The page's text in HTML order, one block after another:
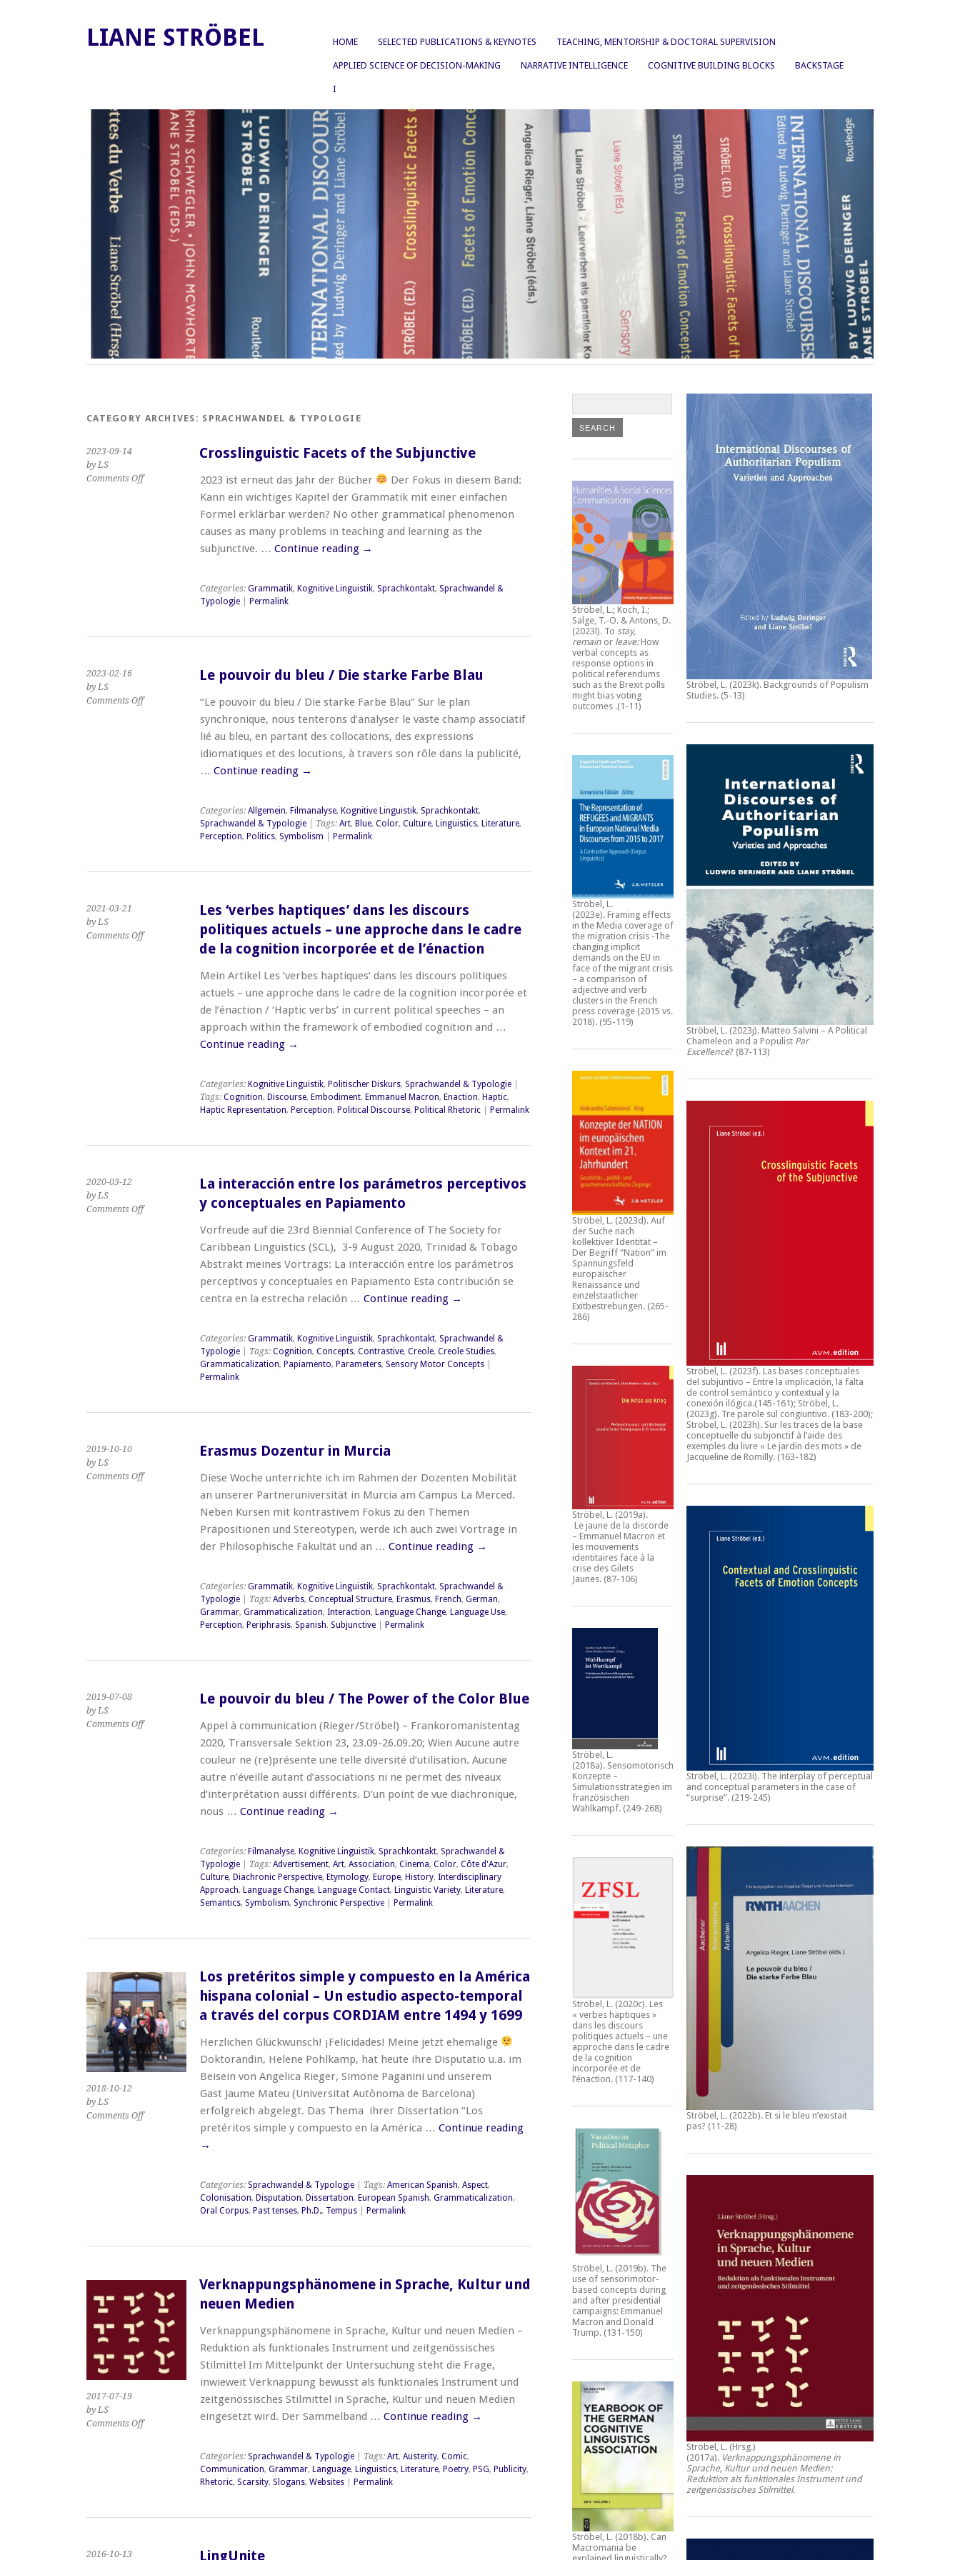
HOME SELECTED PUBLICATIONS & KEYNOTES TEACHING, MENTORSHIP & DOCTORAL SUPERVISION
APPLIED SCIENCE OF DECISION-MAKING NARRATIVE INTELLIGENCE COGNITIVE BUILDING BLOCKS BACKSTAGE
I
LIANE STRÖBEL
CATEGORY ARCHIVES: SPRACHWANDEL & TYPOLOGIE
2023-09-14
by LS
Comments Offon
Crosslinguistic
Crosslinguistic Facets of the Subjunctive
2023 ist erneut das Jahr der Bücher
Der Fokus in diesem Band:
Kann ein wichtiges Kapitel der Grammatik mit einer einfachen
Formel erklärbar werden? No other grammatical phenomenon
causes as many problems in teaching and learning as the
subjunctive. … Continue reading →
Categories: Grammatik, Kognitive Linguistik, Sprachkontakt, Sprachwandel &
Typologie| Permalink
2023-02-16
by LS
Comments Offon
Le pouvoir du bleu / Die starke Farbe Blau
“Le pouvoir du bleu / Die starke Farbe Blau” Sur le plan
synchronique, nous tenterons d’analyser le vaste champ associatif
lié au bleu, en partant des collocations, des expressions
idiomatiques et des locutions, à travers son rôle dans la publicité,
… Continue reading →
Categories: Allgemein, Filmanalyse, Kognitive Linguistik, Sprachkontakt,
Sprachwandel & Typologie| Tags: Art, Blue, Color, Culture, Linguistics, Literature,
Perception, Politics, Symbolism Permalink
2021-03-21
by LS
Comments Offon
de
Les ‘verbes haptiques’ dans les discours
politiques actuels – une approche dans le cadre
de la cognition incorporée et de l’énaction
Mein Artikel Les ‘verbes haptiques’ dans les discours politiques
actuels – une approche dans le cadre de la cognition incorporée et
de l’énaction / ‘Haptic verbs’ in current political speeches – an
approach within the framework of embodied cognition and …
Continue reading →
Categories: Kognitive Linguistik, Politischer Diskurs, Sprachwandel & Typologie|
Tags: Cognition, Discourse, Embodiment, Emmanuel Macron, Enaction, Haptic,
Haptic Representation, Perception, Political Discourse, Political Rhetoric| Permalink
2020-03-12
by LS
Comments Offon
La interacción entre los parámetros perceptivos
y conceptuales en Papiamento
Vorfreude auf die 23rd Biennial Conference of The Society for
Caribbean Linguistics (SCL), 3-9 August 2020, Trinidad & Tobago
Abstrakt meines Vortrags: La interacción entre los parámetros
perceptivos y conceptuales en Papiamento Esta contribución se
centra en la estrecha relación … Continue reading →
Categories: Grammatik, Kognitive Linguistik, Sprachkontakt, Sprachwandel &
Typologie| Tags: Cognition, Concepts, Contrastive, Creole, Creole Studies,
Grammaticalization, Papiamento, Parameters, Sensory Motor Concepts|
Permalink
2019-10-10
by LS
Comments Offon
Erasmus Dozentur in Murcia
Diese Woche unterrichte ich im Rahmen der Dozenten Mobilität
an unserer Partneruniversität in Murcia am Campus La Merced.
Neben Kursen mit kontrastivem Fokus zu den Themen
Präpositionen und Stereotypen, werde ich auch zwei Vorträge in
der Philosophische Fakultät und an … Continue reading →
Categories: Grammatik, Kognitive Linguistik, Sprachkontakt, Sprachwandel &
Typologie| Tags: Adverbs, Conceptual Structure, Erasmus, French, German,
Grammar, Grammaticalization, Interaction, Language Change, Language Use,
Perception, Periphrasis, Spanish, Subjunctive| Permalink
2019-07-08
by LS
Comments Offon
Le pouvoir du bleu / The Power of the Color Blue
Appel à communication (Rieger/Ströbel) – Frankoromanistentag
2020, Transversale Sektion 23, 23.09-26.09.20; Wien Aucune autre
couleur ne (re)présente une telle diversité d’utilisation. Aucune
autre n’éveille autant d’associations ni ne permet des niveaux
d’interprétation aussi différents. D’un point de vue diachronique,
nous … Continue reading →
Categories: Filmanalyse, Kognitive Linguistik, Sprachkontakt, Sprachwandel &
Typologie| Tags: Advertisement, Art, Association, Cinema, Color, Côte d'Azur,
Culture, Diachronic Perspective, Etymology, Europe, History, Interdisciplinary
Approach, Language Change, Language Contact, Linguistic Variety, Literature,
Semantics, Symbolism, Synchronic Perspective| Permalink
2018-10-12
by LS
Comments Offon
temporal
a
través
del
corpus CORDIAM
entre
1494
Los pretéritos simple y compuesto en la América
hispana colonial – Un estudio aspecto-temporal
a través del corpus CORDIAM entre 1494 y 1699
Herzlichen Glückwunsch! ¡Felicidades! Meine jetzt ehemalige
Doktorandin, Helene Pohlkamp, hat heute ihre Disputatio u.a. im
Beisein von Angelica Rieger, Simone Paganini und unserem
Gast Jaume Mateu (Universitat Autònoma de Barcelona)
erfolgreich abgelegt. Das Thema ihrer Dissertation “Los
pretéritos simple y compuesto en la América … Continue reading
→
Categories: Sprachwandel & Typologie| Tags: American Spanish, Aspect,
Colonisation, Disputation, Dissertation, European Spanish, Grammaticalization,
Oral Corpus, Past tenses, Ph.D., Tempus| Permalink
2017-07-19
by LS
Comments Offon
Medien
Verknappungsphänomene in Sprache, Kultur und
neuen Medien
Verknappungsphänomene in Sprache, Kultur und neuen Medien –
Reduktion als funktionales Instrument und zeitgenössisches
Stilmittel Im Mittelpunkt der Untersuchung steht die Frage,
inwieweit Verknappung bewusst als funktionales Instrument und
zeitgenössisches Stilmittel in Sprache, Kultur und neuen Medien
eingesetzt wird. Der Sammelband … Continue reading →
Categories: Sprachwandel & Typologie| Tags: Art, Austerity, Comic,
Communication, Grammar, Language, Linguistics, Literature, Poetry, PSG, Publicity,
Rhetoric, Scarsity, Slogans, Websites| Permalink
2016-10-13 LingUnite
Ströbel, L.; Koch, I.;
Salge, T.-O. & Antons, D.
(2023l). To stay,
remain or leave:How
verbal concepts as
response options in
political referendums
such as the Brexit polls
might bias voting
outcomes .(1-11)
Ströbel, L.
(2023e). Framing effects
in the Media coverage of
the migration crisis -The
changing implicit
demands on the EU in
face of the migrant crisis
– a comparison of
adjective and verb
clusters in the French
press coverage (2015 vs.
2018). (95-119)
Ströbel, L. (2023d). Auf
der Suche nach
kollektiver Identität –
Der Begriff “Nation” im
Spannungsfeld
europäischer
Renaissance und
einzelstaatlicher
Exitbestrebungen.(265-
286)
Ströbel, L. (2019a).
Le jaune de la discorde
– Emmanuel Macron et
les mouvements
identitaires face à la
crise des Gilets
Jaunes. (87-106)
Ströbel, L.
(2018a). Sensomotorische
Konzepte –
Simulationsstrategien im
französischen
Wahlkampf.(249-268)
Ströbel, L. (2020c). Les
« verbes haptiques »
dans les discours
politiques actuels – une
approche dans le cadre
de la cognition
incorporée et de
l’énaction.(117-140)
Ströbel, L. (2019b). The
use of sensorimotor-
based concepts during
and after presidential
campaigns: Emmanuel
Macron and Donald
Trump.(131-150)
Ströbel, L. (2018b). Can
Macromania be
Ströbel, L. (2023k). Backgrounds of Populism
Studies. (5-13)
Ströbel, L. (2023j). Matteo Salvini – A Political
Chameleon and a Populist Par
Excellence? (87-113)
Ströbel, L. (2023f). Las bases conceptuales
del subjuntivo – Entre la implicación, la falta
de control semántico y contextual y la
conexión ilógica.(145-161); Ströbel, L.
(2023g). Tre parole sul congiuntivo. (183-200);
Ströbel, L. (2023h). Sur les traces de la base
conceptuelle du subjonctif à l’aide des
exemples du livre « Le jardin des mots » de
Jacqueline de Romilly. (163-182)
Ströbel, L. (2023i). The interplay of perceptual
and conceptual parameters in the case of
“surprise”. (219-245)
Ströbel, L. (2022b). Et si le bleu n’existait
pas? (11-28)
Ströbel, L. (Hrsg.)
(2017a). Verknappungsphänomene in
Sprache, Kultur und neuen Medien:
Reduktion als funktionales Instrument und
zeitgenössisches Stilmittel.